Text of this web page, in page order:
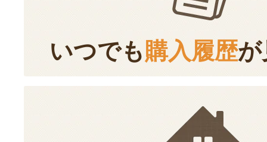
いつでも購入履歴が